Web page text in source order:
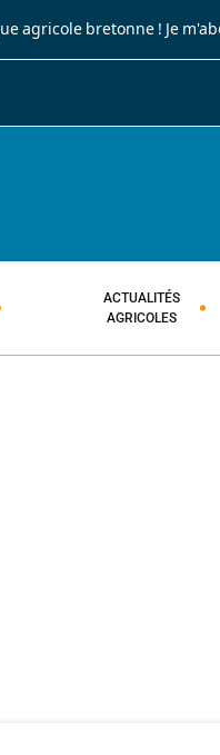
agricole bretonne ! Je
ACTUALITÉS
AGRICOLES